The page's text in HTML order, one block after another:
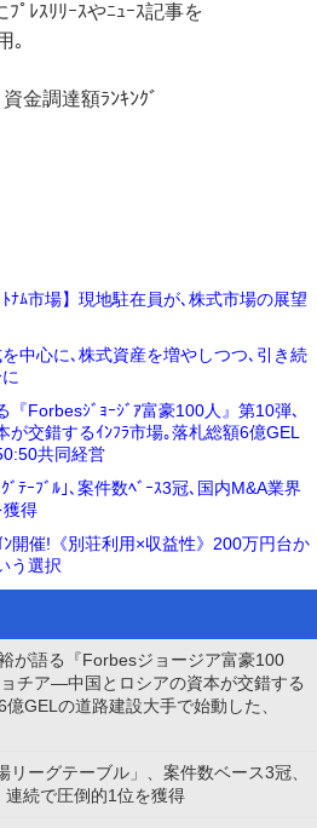
ﾟﾚｽﾘﾘｰｽやﾆｭｰｽ記事を
｡
金調達額ﾗﾝｷﾝｸﾞ
ﾅﾑ市場】現地駐在員が､株式市場の展望
中心に､株式資産を増やしつつ､引き続
『Forbesｼﾞｮｰｼﾞｱ富豪100人』第10弾､
が交錯するｲﾝﾌﾗ市場｡落札総額6億GEL
共同経営
ﾞﾃｰﾌﾞﾙ｣､案件数ﾍﾞｰｽ3冠､国内M&A業界
獲得
ﾝ開催!《別荘利用×収益性》200万円台か
う選択
が語る『Forbesジョージア富豪100
チア―中国とロシアの資本が交錯する
GELの道路建設大手で始動した、
ーグテーブル」、案件数ベース3冠、
連続で圧倒的1位を獲得